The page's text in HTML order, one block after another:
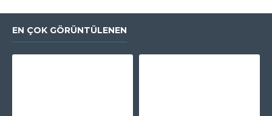
EN ÇOK GÖRÜNTÜLENEN